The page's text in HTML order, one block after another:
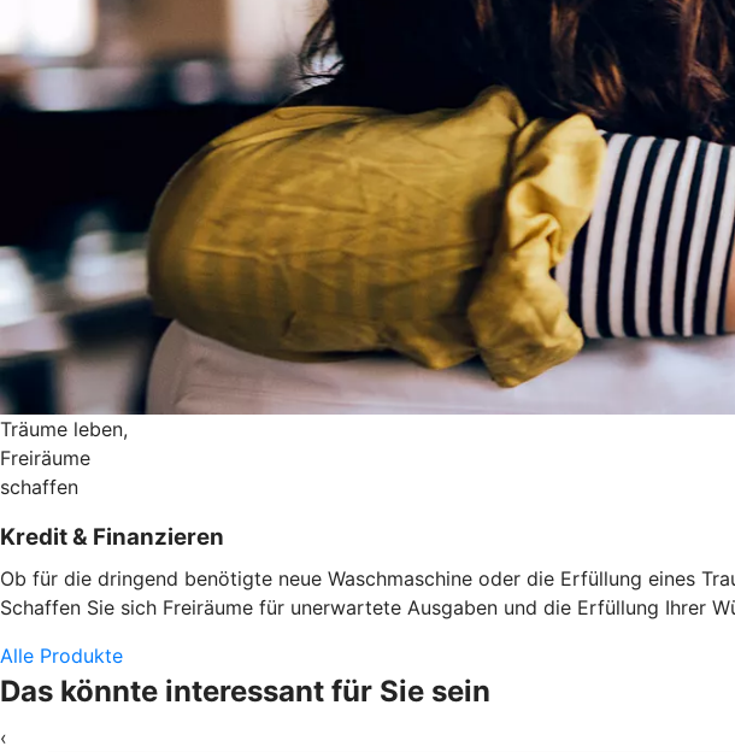
Träume leben,
Freiräume
schaffen
Kredit & Finanzieren
Ob für die dringend benötigte neue Waschmaschine oder die Erfüllung eines
Schaffen Sie sich Freiräume für unerwartete Ausgaben und die Erfüllung Ihrer
Alle Produkte
Das könnte interessant für Sie sein
‹